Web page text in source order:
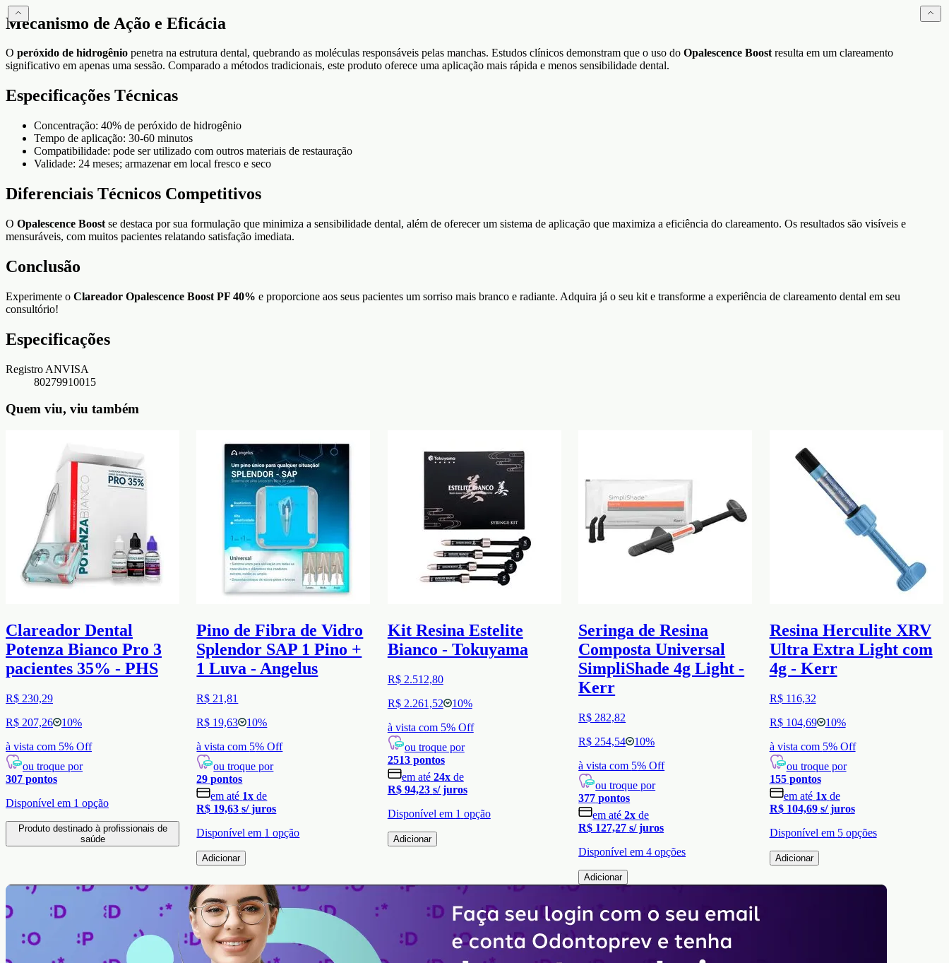
Mecanismo de Ação e Eficácia
O peróxido de hidrogênio penetra na estrutura dental, quebrando as moléculas responsáveis pelas manchas. Estudos clínicos demonstram que o uso do Opalescence Boostresulta em um clareamento
significativo em apenas uma sessão. Comparado a métodos tradicionais, este produto oferece uma aplicação mais rápida e menos sensibilidade dental.
Especificações Técnicas
Concentração: 40% de peróxido de hidrogênio
Tempo de aplicação: 30-60 minutos
Compatibilidade: pode ser utilizado com outros materiais de restauração
Validade: 24 meses; armazenar em local fresco e seco
Diferenciais Técnicos Competitivos
O Opalescence Boost se destaca por sua formulação que minimiza a sensibilidade dental, além de oferecer um sistema de aplicação que maximiza a eficiência do clareamento. Os resultados são visíveis e
mensuráveis, com muitos pacientes relatando satisfação imediata.
Conclusão
Experimente o Clareador Opalescence Boost PF 40% e proporcione aos seus pacientes um sorriso mais branco e radiante. Adquira já o seu kit e transforme a experiência de clareamento dental em seu
consultório!
Especificações
Registro ANVISA
80279910015
Quem viu, viu também
Clareador Dental
Potenza Bianco Pro 3
pacientes 35% - PHS
R$ 230,29
R$ 207,26
10%
à vista com 5% Off
ou troque por
307 pontos
Disponível em 1 opção
Produto destinado à profissionais de
saúde
Pino de Fibra de Vidro
Splendor SAP 1 Pino +
1 Luva - Angelus
R$ 21,81
R$ 19,63
10%
à vista com 5% Off
ou troque por
29 pontos
em até 1x de
R$ 19,63 s/ juros
Disponível em 1 opção
Adicionar
Kit Resina Estelite
Bianco - Tokuyama
R$ 2.512,80
R$ 2.261,52
10%
à vista com 5% Off
ou troque por
2513pontos
em até 24x de
R$ 94,23 s/ juros
Disponível em 1 opção
Adicionar
Seringa de Resina
Composta Universal
SimpliShade 4g Light -
Kerr
R$ 282,82
R$ 254,54
10%
à vista com 5% Off
ou troque por
377 pontos
em até 2x de
R$ 127,27 s/ juros
Disponível em4 opções
Adicionar
Resina Herculite XRV
Ultra Extra Light com
4g - Kerr
R$ 116,32
R$ 104,69
10%
à vista com 5% Off
ou troque por
155pontos
em até 1x de
R$ 104,69 s/ juros
Disponível em 5 opções
Adicionar